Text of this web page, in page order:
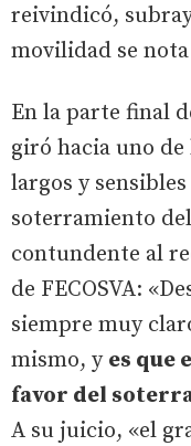
reivindicó,
movilidad se
En la parte final
giró hacia uno de
largos y
soterramiento
contundente al
de FECOSVA:
siempre muy
mismo, y es que
favor del
A su juicio, «el